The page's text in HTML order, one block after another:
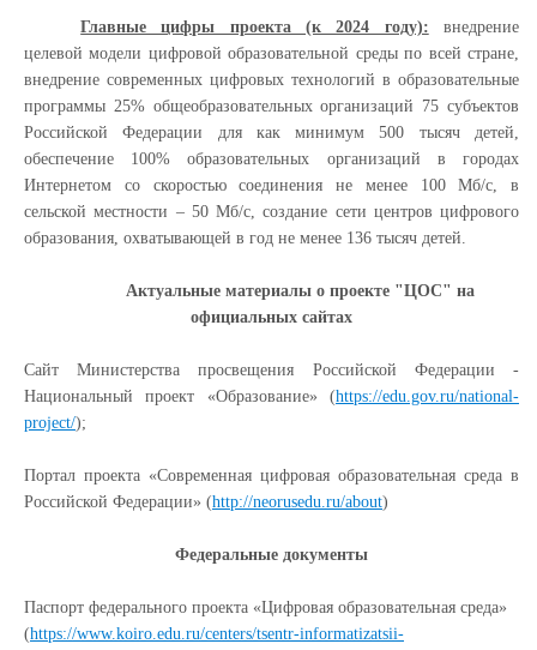
Главные цифры проекта (к 2024 году): внедрение
целевой модели цифровой образовательной среды по всей стране,
внедрение современных цифровых технологий в образовательные
программы 25% общеобразовательных организаций 75 субъектов
Российской Федерации для как минимум 500 тысяч детей,
обеспечение 100% образовательных организаций в городах
Интернетом со скоростью соединения не менее 100 Мб/с, в
сельской местности – 50 Мб/с, создание сети центров цифрового
образования, охватывающей в год не менее 136 тысяч детей.
Актуальные материалы о проекте "ЦОС" на
официальных сайтах
Сайт Министерства просвещения Российской Федерации -
Национальный проект «Образование» (https://edu.gov.ru/national-
project/);
Портал проекта «Современная цифровая образовательная среда в
Российской Федерации» (http://neorusedu.ru/about)
Федеральные документы
Паспорт федерального проекта «Цифровая образовательная среда»
(https://www.koiro.edu.ru/centers/tsentr-informatizatsii-